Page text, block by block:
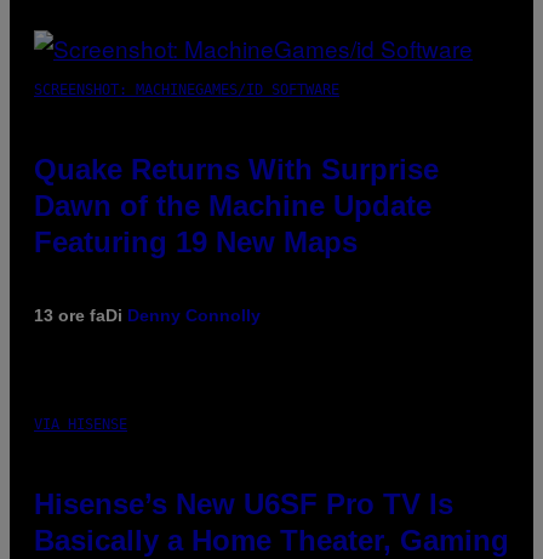
SCREENSHOT: MACHINEGAMES/ID SOFTWARE
Quake Returns With Surprise
Dawn of the Machine Update
Featuring 19 New Maps
13 ore faDi Denny Connolly
VIA HISENSE
Hisense’s New U6SF Pro TV Is
Basically a Home Theater, Gaming